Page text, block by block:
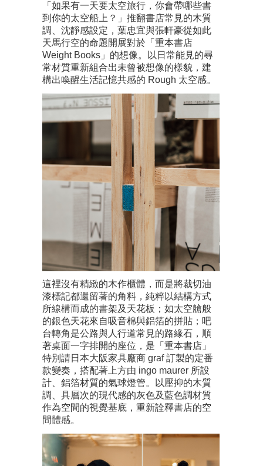
「如果有一天要太空旅行，你會帶哪些書
到你的太空船上？」推翻書店常見的木質
調、沈靜感設定，葉忠宜與張軒豪從如此
天馬行空的命題開展對於「重本書店
Weight Books」的想像。以日常能見的尋
常材質重新組合出未曾被想像的樣貌，建
構出喚醒生活記憶共感的 Rough 太空感。
這裡沒有精緻的木作櫃體，而是將裁切油
漆標記都還留著的角料，純粹以結構方式
所線構而成的書架及天花板；如太空艙般
的銀色天花來自吸音棉與鋁箔的拼貼；吧
台轉角是公路與人行道常見的路緣石，順
著桌面一字排開的座位，是「重本書店」
特別請日本大阪家具廠商 graf 訂製的定番
款變奏，搭配著上方由 ingo maurer 所設
計、鋁箔材質的氣球燈管。以壓抑的木質
調、具層次的現代感的灰色及藍色調材質
作為空間的視覺基底，重新詮釋書店的空
間體感。